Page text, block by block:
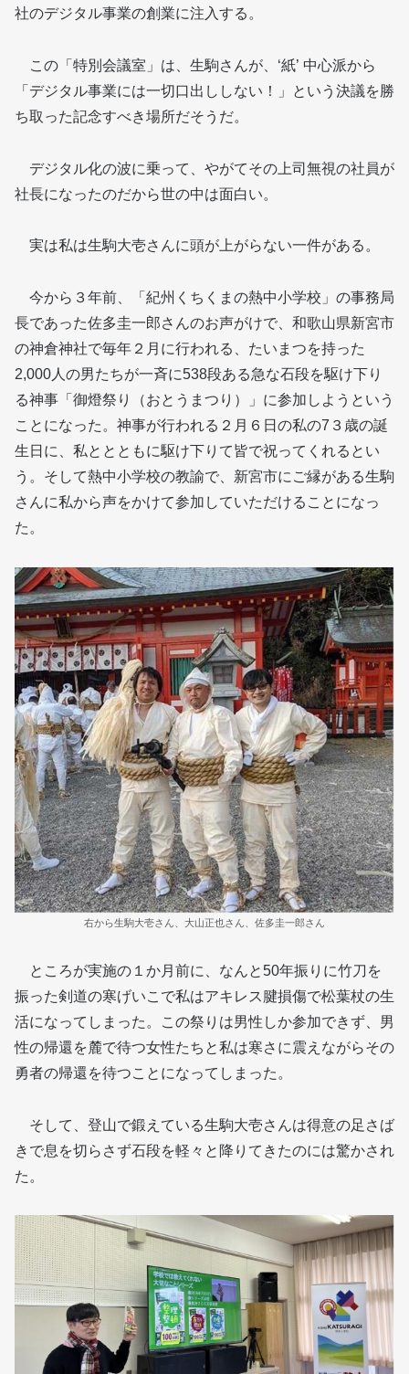
社のデジタル事業の創業に注入する。
この「特別会議室」は、生駒さんが、‘紙’ 中心派から
「デジタル事業には一切口出ししない！」という決議を勝
ち取った記念すべき場所だそうだ。
デジタル化の波に乗って、やがてその上司無視の社員が
社長になったのだから世の中は面白い。
実は私は生駒大壱さんに頭が上がらない一件がある。
今から３年前、「紀州くちくまの熱中小学校」の事務局
長であった佐多圭一郎さんのお声がけで、和歌山県新宮市
の神倉神社で毎年２月に行われる、たいまつを持った
2,000人の男たちが一斉に538段ある急な石段を駆け下り
る神事「御燈祭り（おとうまつり）」に参加しようという
ことになった。神事が行われる２月６日の私の7３歳の誕
生日に、私ととともに駆け下りて皆で祝ってくれるとい
う。そして熱中小学校の教諭で、新宮市にご縁がある生駒
さんに私から声をかけて参加していただけることになっ
た。
右から生駒大壱さん、大山正也さん、佐多圭一郎さん
ところが実施の１か月前に、なんと50年振りに竹刀を
振った剣道の寒げいこで私はアキレス腱損傷で松葉杖の生
活になってしまった。この祭りは男性しか参加できず、男
性の帰還を麓で待つ女性たちと私は寒さに震えながらその
勇者の帰還を待つことになってしまった。
そして、登山で鍛えている生駒大壱さんは得意の足さば
きで息を切らさず石段を軽々と降りてきたのには驚かされ
た。